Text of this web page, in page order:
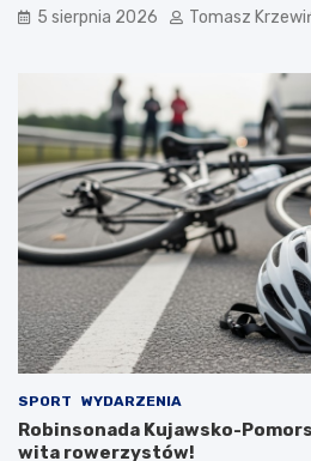
5 sierpnia 2026 Tomasz
SPORT WYDARZENIA
Robinsonada Kujawsko-
wita rowerzystów!